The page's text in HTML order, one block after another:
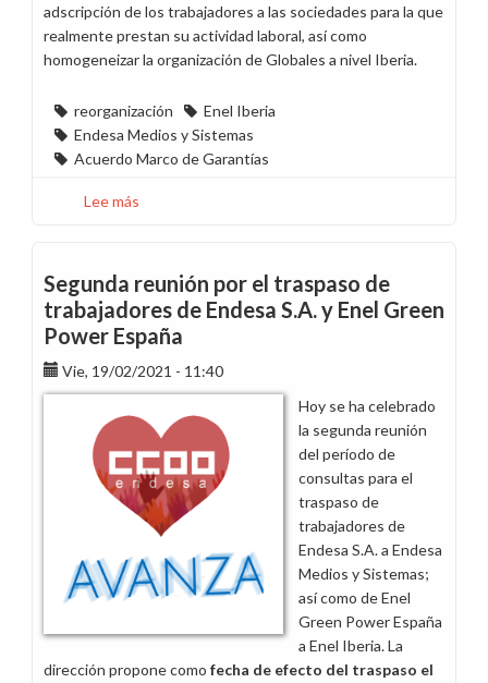
adscripción de los trabajadores a las sociedades para la que
realmente prestan su actividad laboral, así como
homogeneizar la organización de Globales a nivel Iberia.
reorganización
Enel Iberia
Endesa Medios y Sistemas
Acuerdo Marco de Garantías
Lee más
traspaso
de
trabajadores
entre
Endesa
Medios
y
Sistemas
SL
y
Enel
Iberia
SRL
Segunda reunión por el traspaso de
trabajadores de Endesa S.A. y Enel Green
Power España
Vie, 19/02/2021 - 11:40
Hoy se ha celebrado
la segunda reunión
del período de
consultas para el
traspaso de
trabajadores de
Endesa S.A. a Endesa
Medios y Sistemas;
así como de Enel
Green Power España
a Enel Iberia. La
dirección propone como fecha de efecto del traspaso el